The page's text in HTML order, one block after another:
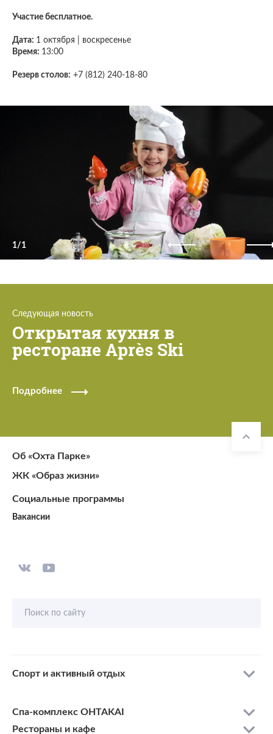
Участие бесплатное.
Дата: 1 октября | воскресенье
Время: 13:00
Резерв столов: +7 (812) 240-18-80
1/1
Следующая новость
Открытая кухня в
ресторане Après Ski
Подробнее
Об «Охта Парке»
ЖК «Образ жизни»
Социальные программы
Вакансии
Поиск по сайту
Спорт и активный отдых
Спа-комплекс OHTAKAI
Рестораны и кафе